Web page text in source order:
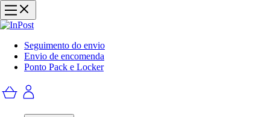
Seguimento do envio
Envio de encomenda
Ponto Pack e Locker